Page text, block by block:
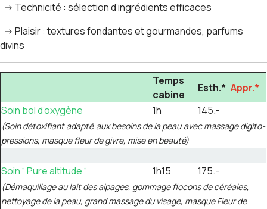
-> Technicité : sélection d’ingrédients efficaces
-> Plaisir : textures fondantes et gourmandes, parfums
divins
Temps
cabine
Esth.* Appr.*
Soin bol d’oxygène
1h 145.-
(Soin détoxifiant adapté aux besoins de la peau avec massage digito-
pressions, masque fleur de givre, mise en beauté)
Soin “ Pure altitude “ 1h15 175.-
(Démaquillage au lait des alpages, gommage flocons de céréales,
nettoyage de la peau, grand massage du visage, masque Fleur de